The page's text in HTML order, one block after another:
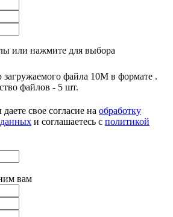
или нажмите для выбора
файла 10M в формате .
файлов - 5 шт.
свое согласие на обработку
и соглашаетесь с политикой
вам